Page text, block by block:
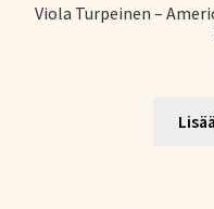
Viola Turpeinen –